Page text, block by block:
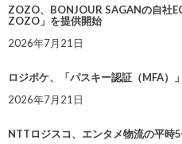
ZOZO、BONJOUR SAGANの自社
ZOZO」を提供開始
2026年7月21日
ロジポケ、「パスキー認証（MFA）
2026年7月21日
NTTロジスコ、エンタメ物流の平